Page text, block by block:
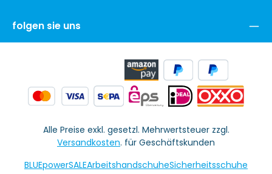
folgen sie uns
Alle Preise exkl. gesetzl. Mehrwertsteuer zzgl.
Versandkosten. für Geschäftskunden
BLUEpowerSALEArbeitshandschuheSicherheitsschuhe